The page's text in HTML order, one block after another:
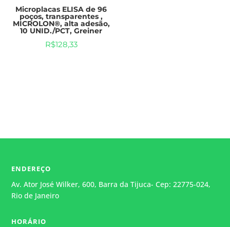
Microplacas ELISA de 96
poços, transparentes ,
MICROLON®, alta adesão,
10 UNID./PCT, Greiner
R$128,33
ENDEREÇO
Av. Ator José Wilker, 600, Barra da Tijuca- Cep: 22775-024,
Rio de Janeiro
HORÁRIO